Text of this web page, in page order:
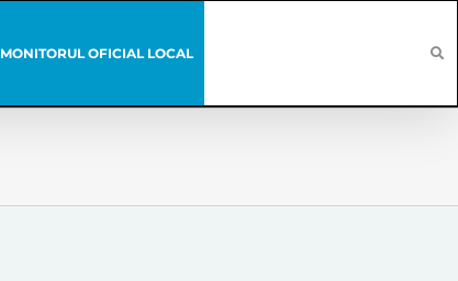
MONITORUL OFICIAL LOCAL